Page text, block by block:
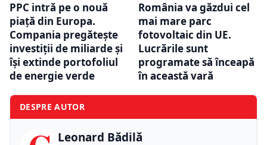
PPC intră pe o nouă
piață din Europa.
Compania pregătește
investiții de miliarde și
își extinde portofoliul
de energie verde
România va găzdui cel
mai mare parc
fotovoltaic din UE.
Lucrările sunt
programate să înceapă
în această vară
DESPRE AUTOR
Leonard Bădilă